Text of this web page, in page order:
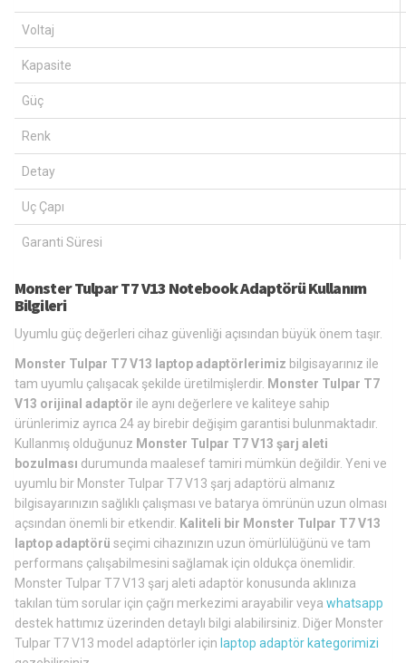
Voltaj
Kapasite
Güç
Renk
Detay
Uç Çapı
Garanti Süresi
Monster Tulpar T7 V13 Notebook Adaptörü Kullanım
Bilgileri
Uyumlu güç değerleri cihaz güvenliği açısından büyük önem taşır.
Monster Tulpar T7 V13 laptop adaptörlerimiz bilgisayarınız ile
tam uyumlu çalışacak şekilde üretilmişlerdir. Monster Tulpar T7
V13 orijinal adaptör ile aynı değerlere ve kaliteye sahip
ürünlerimiz ayrıca 24 ay birebir değişim garantisi bulunmaktadır.
Kullanmış olduğunuz Monster Tulpar T7 V13 şarj aleti
bozulması durumunda maalesef tamiri mümkün değildir. Yeni ve
uyumlu bir Monster Tulpar T7 V13 şarj adaptörü almanız
bilgisayarınızın sağlıklı çalışması ve batarya ömrünün uzun olması
açsından önemli bir etkendir. Kaliteli bir Monster Tulpar T7 V13
laptop adaptörü seçimi cihazınızın uzun ömürlülüğünü ve tam
performans çalışabilmesini sağlamak için oldukça önemlidir.
Monster Tulpar T7 V13 şarj aleti adaptör konusunda aklınıza
takılan tüm sorular için çağrı merkezimi arayabilir veya whatsapp
destek hattımız üzerinden detaylı bilgi alabilirsiniz. Diğer Monster
Tulpar T7 V13 model adaptörler için laptop adaptör kategorimizi